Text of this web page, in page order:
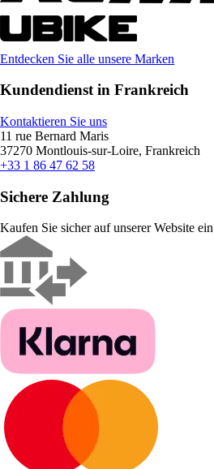
Entdecken Sie alle unsere Marken
Kundendienst in Frankreich
Kontaktieren Sie uns
11 rue Bernard Maris
37270 Montlouis-sur-Loire, Frankreich
+33 1 86 47 62 58
Sichere Zahlung
Kaufen Sie sicher auf unserer Website ein